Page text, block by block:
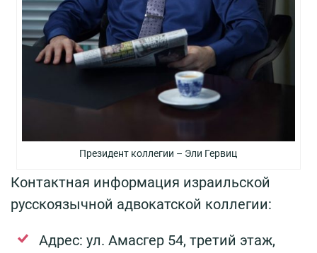
Президент коллегии – Эли Гервиц
Контактная информация израильской
русскоязычной адвокатской коллегии:
Адрес: ул. Амасгер 54, третий этаж,